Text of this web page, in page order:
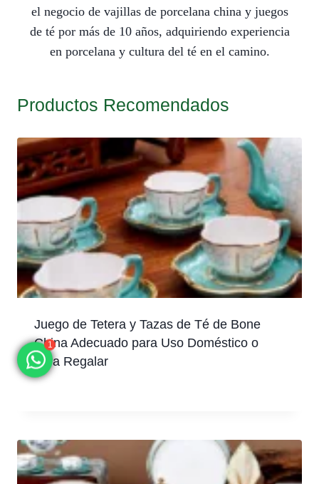
el negocio de vajillas de porcelana china y juegos
de té por más de 10 años, adquiriendo experiencia
en porcelana y cultura del té en el camino.
Productos Recomendados
Juego de Tetera y Tazas de Té de Bone
China Adecuado para Uso Doméstico o
para Regalar
1